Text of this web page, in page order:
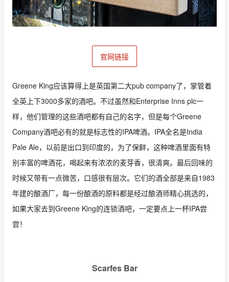
官网链接
Greene King应该算得上是英国第二大pub company了，掌管着
全英上下3000多家的酒吧。不过虽然和Enterprise Inns plc一
样，他们管理的这些酒吧都有自己的名字，但是每个Greene
Company酒吧必有的就是标志性的IPA啤酒。IPA全名是India
Pale Ale，以前是出口到印度的，为了保鲜，这种啤酒里面有特
别丰富的啤酒花，喝起来有浓浓的麦芽香，很清爽。最后回味的
时候又带有一点微苦，口感很有层次。它们的酒全部是来自1983
年建的酿酒厂，每一份酿酒的原料都是经过酿酒师精心挑选的，
如果大家去到Greene King的连锁酒吧，一定要点上一杯IPA尝
尝！
Scarfes Bar